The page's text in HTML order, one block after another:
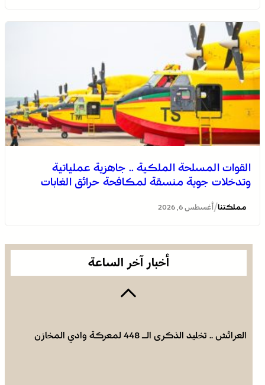
القوات المسلحة الملكية .. جاهزية عملياتية
وتدخلات جوية منسقة لمكافحة حرائق الغابات
مملكتنا/ أغسطس 6, 2026
أخبار آخر الساعة
الاحتفال باليوم الوطني للمغاربة المقيمين بالخارج تحت شعار
“المغاربة المقيمون بالخارج في خدمة أوراش المغرب 2030”
التعاون في مجال الهجرة .. إعادة القاصرين غير المرفوقين
دبلوماسي)
العرائش .. تخليد الذكرى الـ 448 لمعركة وادي المخازن